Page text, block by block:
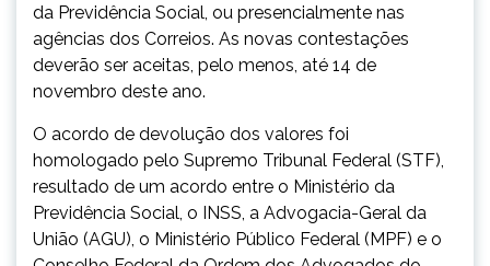
da Previdência Social, ou presencialmente nas
agências dos Correios. As novas contestações
deverão ser aceitas, pelo menos, até 14 de
novembro deste ano.
O acordo de devolução dos valores foi
homologado pelo Supremo Tribunal Federal (STF),
resultado de um acordo entre o Ministério da
Previdência Social, o INSS, a Advogacia-Geral da
União (AGU), o Ministério Público Federal (MPF) e o